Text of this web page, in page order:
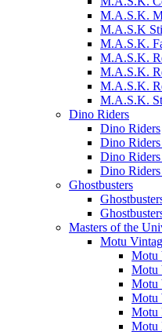
M.A.S.K.
M.A.S.K
M.A.S.K.
M.A.S.K.
M.A.S.K.
M.A.S.K.
M.A.S.K.
Dino Riders
Dino Riders
Dino
Dino
Dino
Ghostbusters
Masters of the
Motu
Motu
Motu
Motu
Motu
Motu
Motu